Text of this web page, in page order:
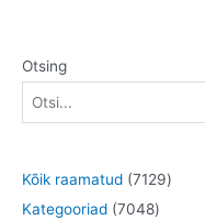
Otsing
Kõik raamatud 71297
Kategooriad 70487